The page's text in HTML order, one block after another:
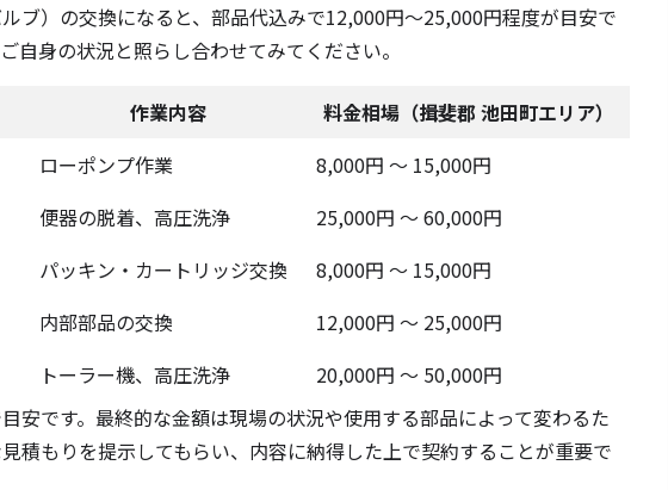
ブ）の交換になると、部品代込みで12,000円～25,000円程度が目安で
自身の状況と照らし合わせてみてください。
作業内容
料金相場（揖斐郡 池田町エリア）
ローポンプ作業
8,000円 ～ 15,000円
便器の脱着、高圧洗浄
25,000円 ～ 60,000円
パッキン・カートリッジ交換
8,000円 ～ 15,000円
内部部品の交換
12,000円 ～ 25,000円
トーラー機、高圧洗浄
20,000円 ～ 50,000円
安です。最終的な金額は現場の状況や使用する部品によって変わるた
積もりを提示してもらい、内容に納得した上で契約することが重要で